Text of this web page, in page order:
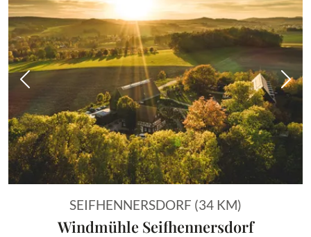
Vorheriges Bild
SEIFHENNERSDORF (34 KM)
Windmühle Seifhennersdorf